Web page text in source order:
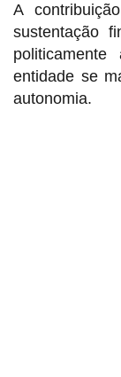
A
sustentação
entidade se
autonomia.